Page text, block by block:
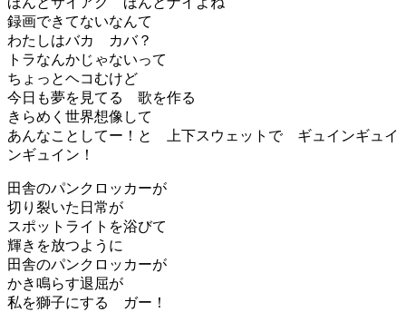
録画できてないなんて
わたしはバカ カバ？
トラなんかじゃないって
ちょっとヘコむけど
今日も夢を見てる 歌を作る
きらめく世界想像して
あんなことしてー！と 上下スウェットで ギュインギュイ
ンギュイン！
田舎のパンクロッカーが
切り裂いた日常が
スポットライトを浴びて
輝きを放つように
田舎のパンクロッカーが
かき鳴らす退屈が
私を獅子にする ガー！